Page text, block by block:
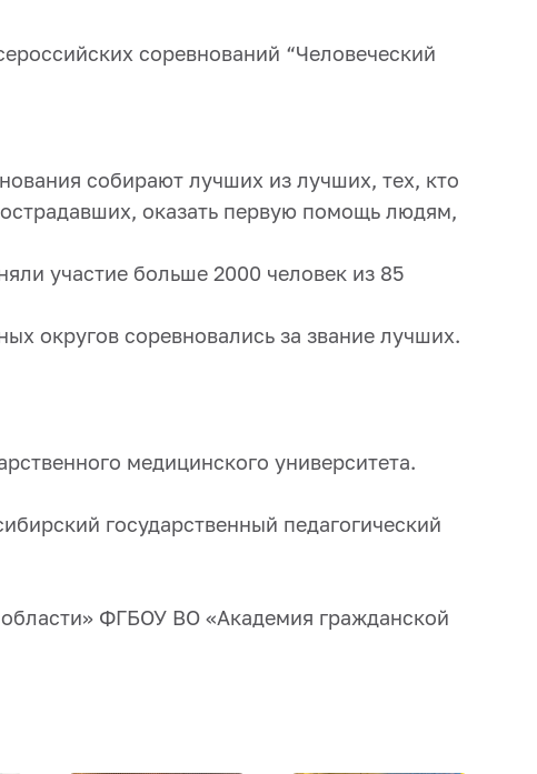
соревнований “Человеческий
собирают лучших из лучших, тех, кто
оказать первую помощь людям,
участие больше 2000 человек из 85
округов соревновались за звание лучших.
медицинского университета.
государственный педагогический
ФГБОУ ВО «Академия гражданской